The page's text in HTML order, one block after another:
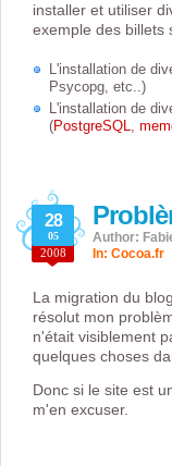
installer et utiliser
exemple des billets
L'installation de
Psycopg, etc..)
L'installation de
(PostgreSQL,
28
05
2008
Author:
In: Cocoa.fr
La migration du
résolut mon
n'était visiblement
quelques choses
Donc si le site est
m'en excuser.